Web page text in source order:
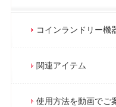
コインランドリー機
関連アイテム
使用方法を動画でご